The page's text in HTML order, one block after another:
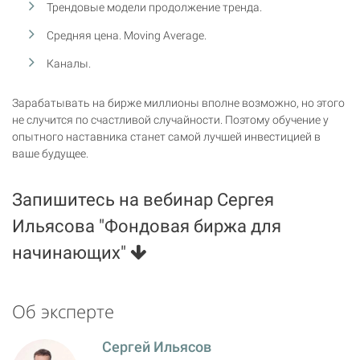
Трендовые модели продолжение тренда.
Средняя цена. Moving Average.
Каналы.
Зарабатывать на бирже миллионы вполне возможно, но этого
не случится по счастливой случайности. Поэтому обучение у
опытного наставника станет самой лучшей инвестицией в
ваше будущее.
Запишитесь на вебинар Сергея
Ильясова "Фондовая биржа для
начинающих"
Об эксперте
Сергей Ильясов